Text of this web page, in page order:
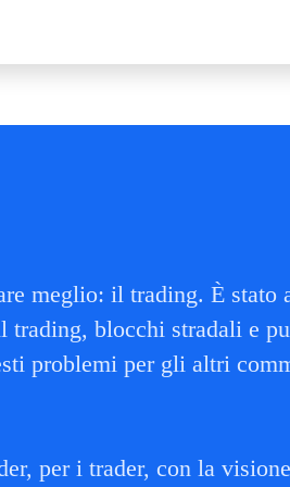
meglio: il trading. È stato
trading, blocchi stradali e
problemi per gli altri
per i trader, con la